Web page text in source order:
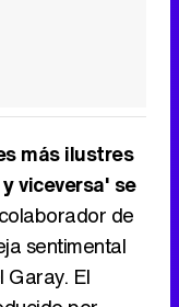
más ilustres
viceversa' se
de
sentimental
Garay. El